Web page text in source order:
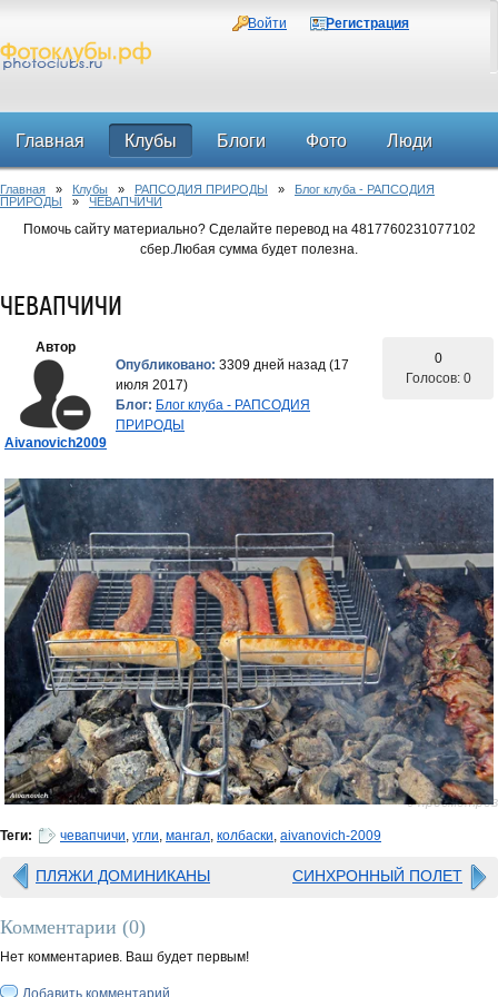
Войти Регистрация
Главная Клубы Блоги Фото Люди
Форум
Главная » Клубы » РАПСОДИЯ ПРИРОДЫ » Блог клуба - РАПСОДИЯ
ПРИРОДЫ » ЧЕВАПЧИЧИ
Помочь сайту материально? Сделайте перевод на 4817760231077102
сбер.Любая сумма будет полезна.
ЧЕВАПЧИЧИ
Автор
Aivanovich2009
Опубликовано: 3309 дней назад (17
июля 2017)
Блог: Блог клуба - РАПСОДИЯ
ПРИРОДЫ
0
Голосов: 0
0 просмотров
Теги: чевапчичи, угли, мангал, колбаски, aivanovich-2009
ПЛЯЖИ ДОМИНИКАНЫ СИНХРОННЫЙ ПОЛЕТ
Комментарии (0)
Нет комментариев. Ваш будет первым!
Добавить комментарий